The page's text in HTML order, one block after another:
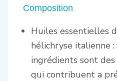
Composition
Huiles essentielles
hélichryse italienne :
ingrédients sont
qui contribuent a